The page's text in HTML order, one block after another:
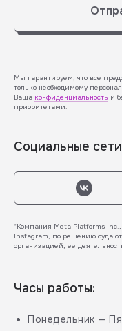
Мы гарантируем, что все
только необходимому
Ваша конфиденциальность и
приоритетами.
Социальные
*Компания Meta Platforms
Instagram, по решению суда
организацией, ее
Часы работы:
Понедельник —